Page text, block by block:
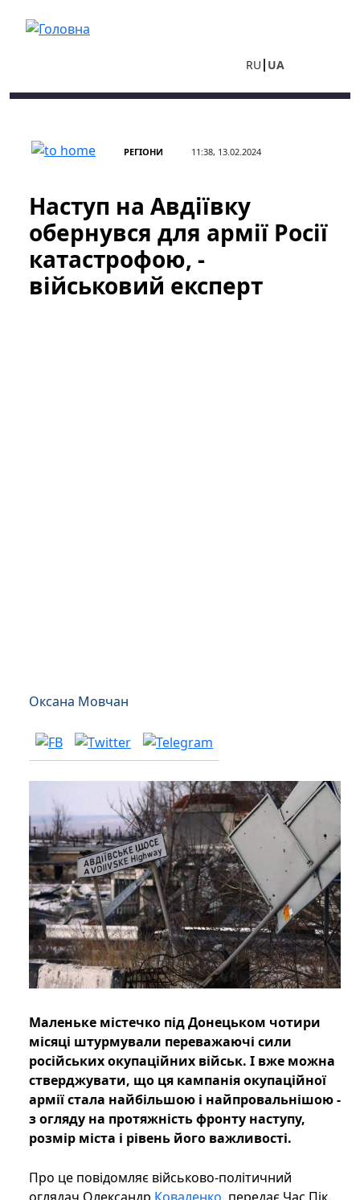
RU UA
РЕГІОНИ 11:38, 13.02.2024
Наступ на Авдіївку
обернувся для армії Росії
катастрофою, -
військовий експерт
Оксана Мовчан
Маленьке містечко під Донецьком чотири
місяці штурмували переважаючі сили
російських окупаційних військ. І вже можна
стверджувати, що ця кампанія окупаційної
армії стала найбільшою і найпровальнішою -
з огляду на протяжність фронту наступу,
розмір міста і рівень його важливості.
Про це повідомляє військово-політичний